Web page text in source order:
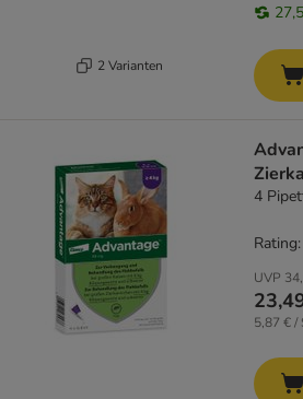
2 Varianten
4
UVP
5,87 € /